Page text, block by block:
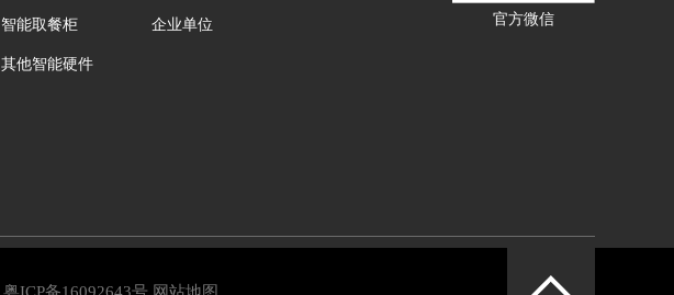
智能取餐柜
其他智能硬件
企业单位 官方微信